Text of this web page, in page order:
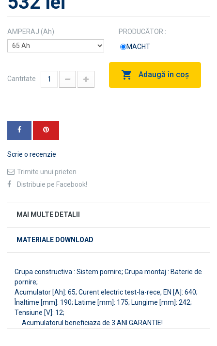
AMPERAJ (Ah)
PRODUCĂTOR :
MACHT
Cantitate Adaugă în coş
Scrie o recenzie
Trimite unui prieten
Distribuie pe Facebook!
MAI MULTE DETALII
MATERIALE DOWNLOAD
Grupa constructiva : Sistem pornire; Grupa montaj : Baterie de
pornire;
Acumulator [Ah]: 65; Curent electric test-la-rece, EN [A]: 640;
Înaltime [mm]: 190; Latime [mm]: 175; Lungime [mm]: 242;
Tensiune [V]: 12;
Acumulatorul beneficiaza de 3 ANI GARANTIE!